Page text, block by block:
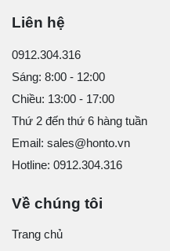
Liên hệ
0912.304.316
Sáng: 8:00 - 12:00
Chiều: 13:00 - 17:00
Thứ 2 đến thứ 6 hàng tuần
Email: sales@honto.vn
Hotline: 0912.304.316
Về chúng tôi
Trang chủ